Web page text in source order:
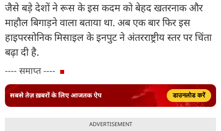
जैसे बड़े देशों ने रूस के इस कदम को बेहद खतरनाक और
माहौल बिगाड़ने वाला बताया था. अब एक बार फिर इस
हाइपरसोनिक मिसाइल के इनपुट ने अंतरराष्ट्रीय स्तर पर चिंता
बढ़ा दी है.
---- समाप्त ----
सबसे तेज़ ख़बरों के लिए आजतक ऐप डाउनलोड करें
ADVERTISEMENT